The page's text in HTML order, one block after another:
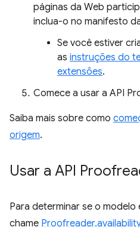
páginas da Web
inclua-o no manifesto
Se você estiver
as instruções do
extensões.
Comece a usar a API
Saiba mais sobre como
origem.
Usar a API
Para determinar se o
chame